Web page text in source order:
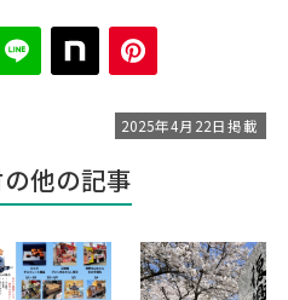
2025年4月22日掲載
他の記事